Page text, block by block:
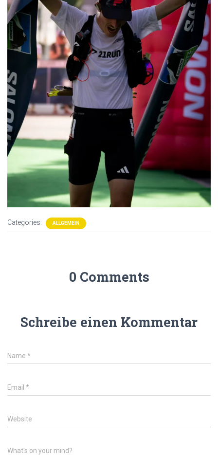
Categories: ALLGEMEIN
0 Comments
Schreibe einen Kommentar
Name *
Email *
Website
What's on your mind?